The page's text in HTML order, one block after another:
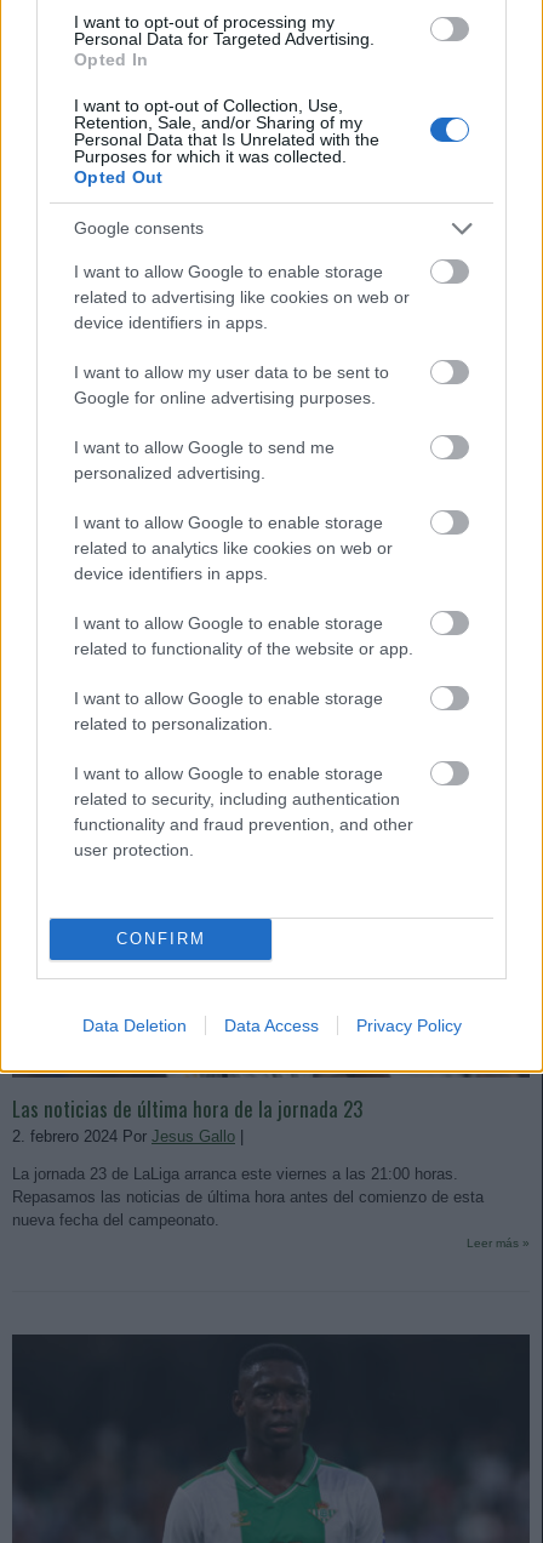
I want to opt-out of processing my
Personal Data for Targeted Advertising.
Opted In
I want to opt-out of Collection, Use,
Retention, Sale, and/or Sharing of my
Personal Data that Is Unrelated with the
Purposes for which it was collected.
Opted Out
Google consents
I want to allow Google to enable storage
related to advertising like cookies on web or
device identifiers in apps.
I want to allow my user data to be sent to
Google for online advertising purposes.
I want to allow Google to send me
personalized advertising.
I want to allow Google to enable storage
related to analytics like cookies on web or
device identifiers in apps.
I want to allow Google to enable storage
related to functionality of the website or app.
I want to allow Google to enable storage
related to personalization.
I want to allow Google to enable storage
related to security, including authentication
functionality and fraud prevention, and other
user protection.
CONFIRM
Data Deletion Data Access Privacy Policy
reemplazarán en sus respectivos equipos?
Las noticias de última hora de la jornada 27
1. marzo 2024 Por Jesus Gallo|
La jornada 27 de LaLiga arranca este viernes a las 21:00 horas.
nueva fecha del campeonato.
Las noticias de última hora de la jornada 23
2. febrero 2024 Por Jesus Gallo
La jornada 23 de LaLiga arranca este viernes a las 21:00 horas.
Repasamos las noticias de última hora antes del comienzo de esta
nueva fecha del campeonato.
Leer más »